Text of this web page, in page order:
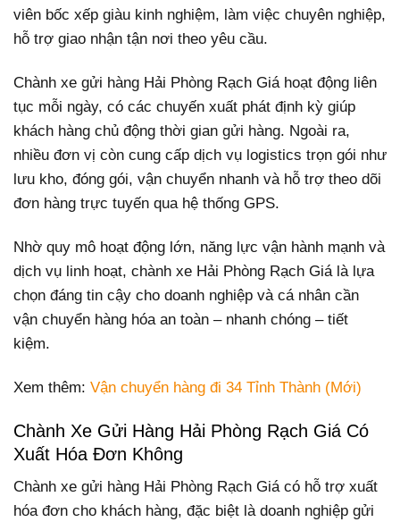
viên bốc xếp giàu kinh nghiệm, làm việc chuyên nghiệp,
hỗ trợ giao nhận tận nơi theo yêu cầu.
Chành xe gửi hàng Hải Phòng Rạch Giá hoạt động liên
tục mỗi ngày, có các chuyến xuất phát định kỳ giúp
khách hàng chủ động thời gian gửi hàng. Ngoài ra,
nhiều đơn vị còn cung cấp dịch vụ logistics trọn gói như
lưu kho, đóng gói, vận chuyển nhanh và hỗ trợ theo dõi
đơn hàng trực tuyến qua hệ thống GPS.
Nhờ quy mô hoạt động lớn, năng lực vận hành mạnh và
dịch vụ linh hoạt, chành xe Hải Phòng Rạch Giá là lựa
chọn đáng tin cậy cho doanh nghiệp và cá nhân cần
vận chuyển hàng hóa an toàn – nhanh chóng – tiết
kiệm.
Xem thêm: Vận chuyển hàng đi 34 Tỉnh Thành (Mới)
Chành Xe Gửi Hàng Hải Phòng Rạch Giá Có
Xuất Hóa Đơn Không
Chành xe gửi hàng Hải Phòng Rạch Giá có hỗ trợ xuất
hóa đơn cho khách hàng, đặc biệt là doanh nghiệp gửi